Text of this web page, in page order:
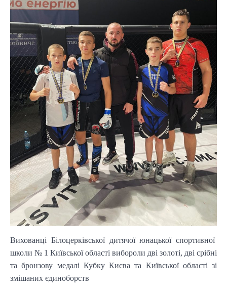
Вихованці Білоцерківської дитячої юнацької спортивної
школи № 1 Київської області вибороли дві золоті, дві срібні
та бронзову медалі Кубку Києва та Київської області зі
змішаних єдиноборств